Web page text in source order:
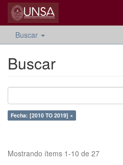
Buscar
Buscar
Fecha: [2010 TO 2019] ×
Mostrando ítems 1-10 de 27